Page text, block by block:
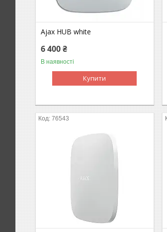
Ajax HUB white
6 400 ₴
В наявності
Купити
76543